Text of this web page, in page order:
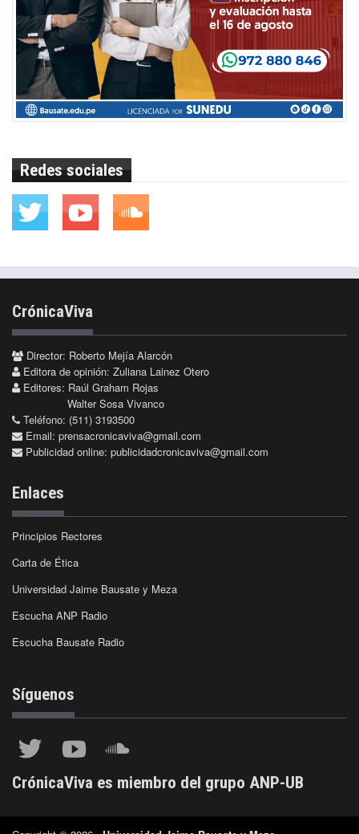
Redes sociales
CrónicaViva
Director: Roberto Mejía Alarcón
Editora de opinión: Zuliana Lainez Otero
Editores: Raúl Graham Rojas
Walter Sosa Vivanco
Teléfono: (511) 3193500
Email: prensacronicaviva@gmail.com
Publicidad online: publicidadcronicaviva@gmail.com
Enlaces
Principios Rectores
Carta de Ética
Universidad Jaime Bausate y Meza
Escucha ANP Radio
Escucha Bausate Radio
Síguenos
CrónicaViva es miembro del grupo ANP-UB